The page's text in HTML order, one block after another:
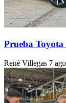
Prueba
René Villegas 7